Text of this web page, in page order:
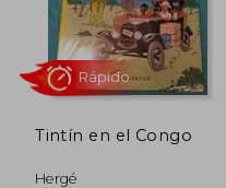
dcto.
Tintín en el Congo
Hergé